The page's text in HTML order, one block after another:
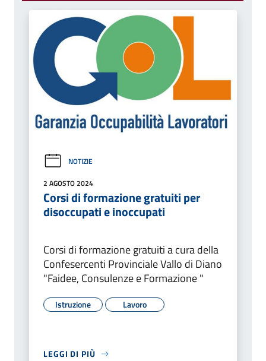
NOTIZIE
2 AGOSTO 2024
Corsi di formazione gratuiti per
disoccupati e inoccupati
Corsi di formazione gratuiti a cura della
Confesercenti Provinciale Vallo di Diano
"Faidee, Consulenze e Formazione "
Istruzione Lavoro
LEGGI DI PIÙ